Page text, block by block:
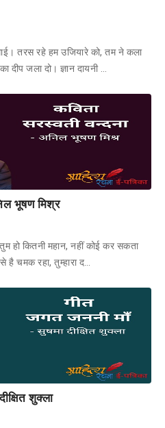
तरस रहे हम उजियारे को, तम ने कला
दीप जला दो। ज्ञान दायनी …
भूषण मिश्र
तुम हो कितनी महान, नहीं कोई कर सकता
चमक रहा, तुम्हारा द…
शुक्ला